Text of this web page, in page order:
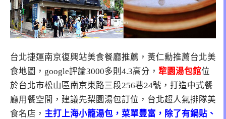
台北捷運南京復興站美食餐廳推薦，黃仁勳推薦台北美
食地圖，google評論3000多則4.3高分， 犂園湯包館位
於台北市松山區南京東路三段256巷24號，打造中式餐
廳用餐空間，建議先梨園湯包訂位，台北超人氣排隊美
食名店， 主打上海小籠湯包，菜單豐富，除了有鍋貼、